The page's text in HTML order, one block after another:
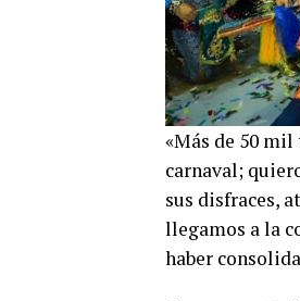
«Más de 50
carnaval;
sus disfraces,
llegamos a la
haber